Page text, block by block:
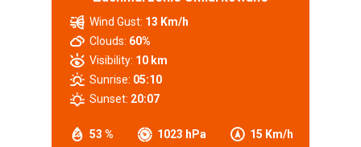
53 % 1023 hPa 15 Km/h
Wind Gust: 13 Km/h
Clouds: 60%
Visibility: 10 km
Sunrise: 05:10
Sunset: 20:07